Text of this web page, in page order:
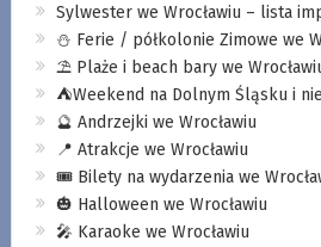
Sylwester we Wrocławiu – lista
⛄️ Ferie / półkolonie Zimowe we
⛱️ Plaże i beach bary we
⛺️Weekend na Dolnym Śląsku i
🔮 Andrzejki we Wrocławiu
📍 Atrakcje we Wrocławiu
🎟️ Bilety na wydarzenia we
🎃 Halloween we Wrocławiu
🎤 Karaoke we Wrocławiu